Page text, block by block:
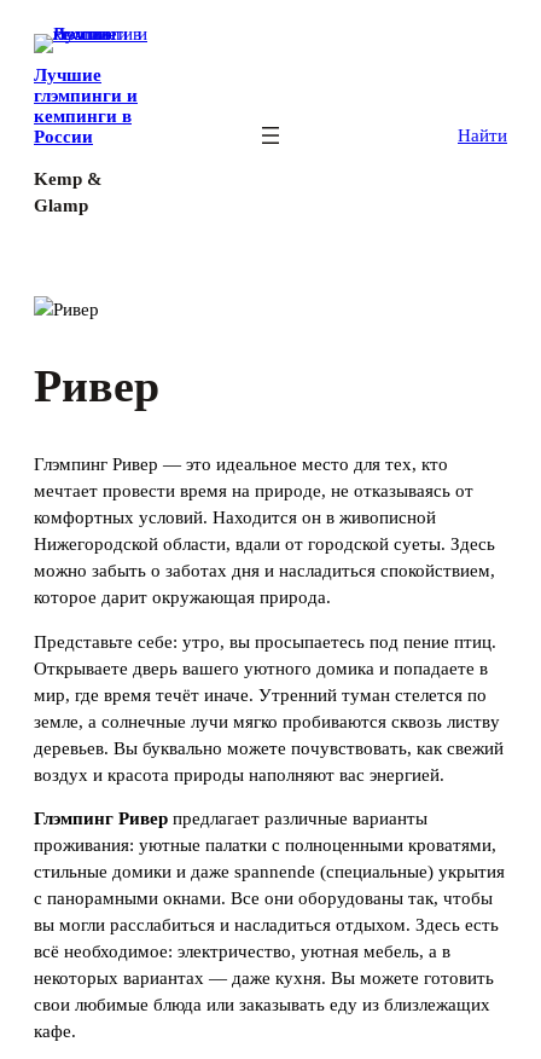
содержимому
Лучшие
глэмпинги и
кемпинги в
России
Kemp &
Glamp
Найти
Ривер
Глэмпинг Ривер — это идеальное место для тех, кто
мечтает провести время на природе, не отказываясь от
комфортных условий. Находится он в живописной
Нижегородской области, вдали от городской суеты. Здесь
можно забыть о заботах дня и насладиться спокойствием,
которое дарит окружающая природа.
Представьте себе: утро, вы просыпаетесь под пение птиц.
Открываете дверь вашего уютного домика и попадаете в
мир, где время течёт иначе. Утренний туман стелется по
земле, а солнечные лучи мягко пробиваются сквозь листву
деревьев. Вы буквально можете почувствовать, как свежий
воздух и красота природы наполняют вас энергией.
Глэмпинг Ривер предлагает различные варианты
проживания: уютные палатки с полноценными кроватями,
стильные домики и даже spannende (специальные) укрытия
с панорамными окнами. Все они оборудованы так, чтобы
вы могли расслабиться и насладиться отдыхом. Здесь есть
всё необходимое: электричество, уютная мебель, а в
некоторых вариантах — даже кухня. Вы можете готовить
свои любимые блюда или заказывать еду из близлежащих
кафе.